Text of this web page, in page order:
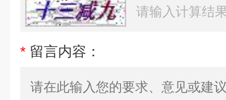
* 留言内容：